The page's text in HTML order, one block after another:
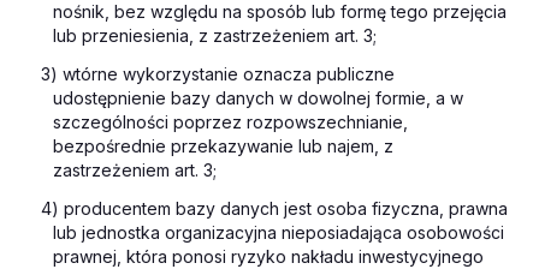
nośnik, bez względu na sposób lub formę tego przejęcia
lub przeniesienia, z zastrzeżeniem art. 3;
3) wtórne wykorzystanie oznacza publiczne
udostępnienie bazy danych w dowolnej formie, a w
szczególności poprzez rozpowszechnianie,
bezpośrednie przekazywanie lub najem, z
zastrzeżeniem art. 3;
4) producentem bazy danych jest osoba fizyczna, prawna
lub jednostka organizacyjna nieposiadająca osobowości
prawnej, która ponosi ryzyko nakładu inwestycyjnego